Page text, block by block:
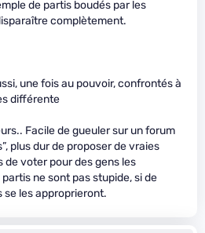
de partis boudés par les
complètement.
une fois au pouvoir, confrontés à
différente
Facile de gueuler sur un forum
plus dur de proposer de vraies
voter pour des gens les
ne sont pas stupide, si de
se les approprieront.